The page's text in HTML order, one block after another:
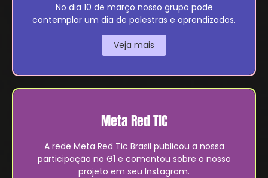
No dia 10 de março nosso grupo pode
contemplar um dia de palestras e aprendizados.
Veja mais
Meta Red TIC
A rede Meta Red Tic Brasil publicou a nossa
participação no G1 e comentou sobre o nosso
projeto em seu Instagram.